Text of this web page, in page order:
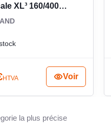
XL³ 160/400
HTVA Voir
la plus précise